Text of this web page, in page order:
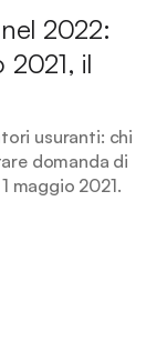
2022:
2021, il
usuranti: chi
domanda di
maggio 2021.